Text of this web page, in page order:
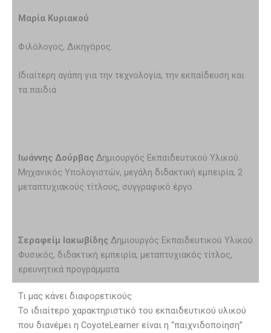
Μαρία Κυριακού
Φιλόλογος, Δικηγόρος.
Ιδιαίτερη αγάπη για την τεχνολογία, την εκπαίδευση και
τα παιδιά
Ιωάννης Δούρβας Δημιουργός Εκπαιδευτικού Υλικού.
Μηχανικός Υπολογιστών, μεγάλη διδακτική εμπειρία, 2
μεταπτυχιακούς τίτλους, συγγραφικό έργο.
Σεραφείμ Ιακωβίδης Δημιουργός Εκπαιδευτικού Υλικού
Φυσικός, διδακτική εμπειρία, μεταπτυχιακός τίτλος,
ερευνητικά προγράμματα.
Τι μας κάνει διαφορετικούς
Το ιδιαίτερο χαρακτηριστικό του εκπαιδευτικού υλικού
που διανέμει η CoyoteLearner είναι η “παιχνιδοποίηση”